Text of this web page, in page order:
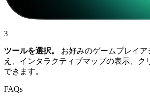
3
ツールを選択。
お好みのゲームプレイ
え、インタラクティブマップの表示、ク
できます。
FAQs